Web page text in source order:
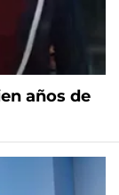
años de